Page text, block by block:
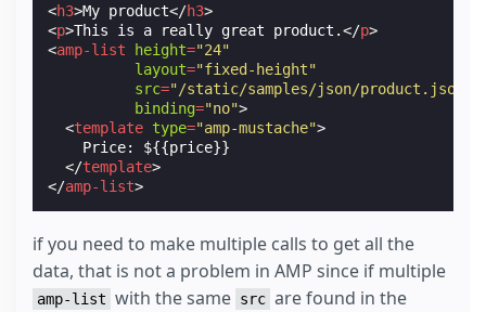
<h3>My product</h3>
<p>This is a really great product.</p>
<amp-list height="24"
layout="fixed-height"
src="/static/samples/json/product.json"
binding="no">
<template type="amp-mustache">
    Price: ${{price}}
</template>
</amp-list>
if you need to make multiple calls to get all the
data, that is not a problem in AMP since if multiple
amp-list with the same src are found in the